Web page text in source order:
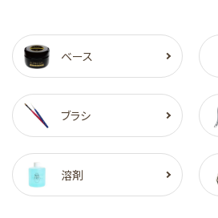
ベース
ブラシ
溶剤